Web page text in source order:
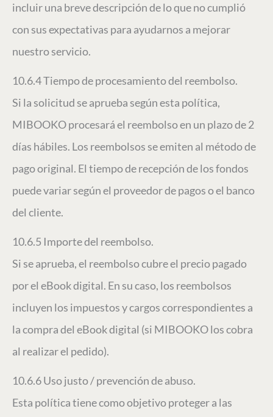
incluir una breve descripción de lo que no cumplió
con sus expectativas para ayudarnos a mejorar
nuestro servicio.
10.6.4 Tiempo de procesamiento del reembolso.
Si la solicitud se aprueba según esta política,
MIBOOKO procesará el reembolso en un plazo de 2
días hábiles. Los reembolsos se emiten al método de
pago original. El tiempo de recepción de los fondos
puede variar según el proveedor de pagos o el banco
del cliente.
10.6.5 Importe del reembolso.
Si se aprueba, el reembolso cubre el precio pagado
por el eBook digital. En su caso, los reembolsos
incluyen los impuestos y cargos correspondientes a
la compra del eBook digital (si MIBOOKO los cobra
al realizar el pedido).
10.6.6 Uso justo / prevención de abuso.
Esta política tiene como objetivo proteger a las